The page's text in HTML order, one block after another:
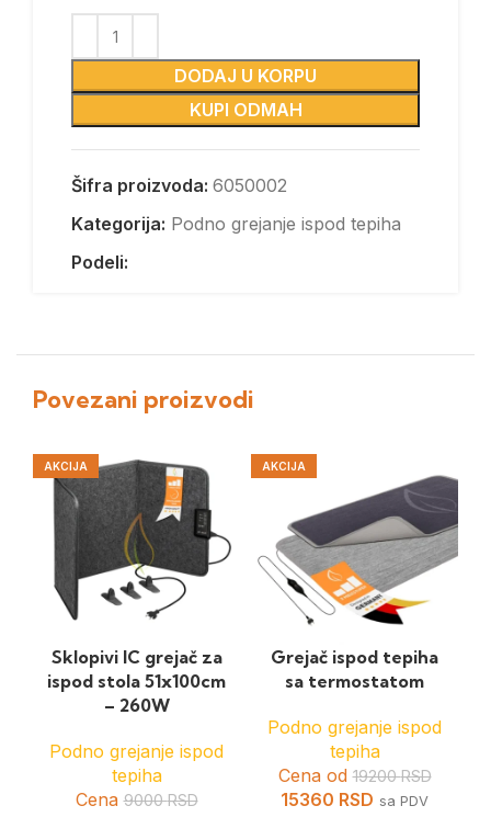
DODAJ U KORPU
KUPI ODMAH
Šifra proizvoda: 6050002
Kategorija: Podno grejanje ispod tepiha
Podeli:
Povezani proizvodi
AKCIJA
Sklopivi IC grejač za
ispod stola 51x100cm
– 260W
Podno grejanje ispod
tepiha
Cena9000RSD
AKCIJA
Grejač ispod tepiha
sa termostatom
Podno grejanje ispod
tepiha
Cena od19200RSD
15360 RSD sa PDV